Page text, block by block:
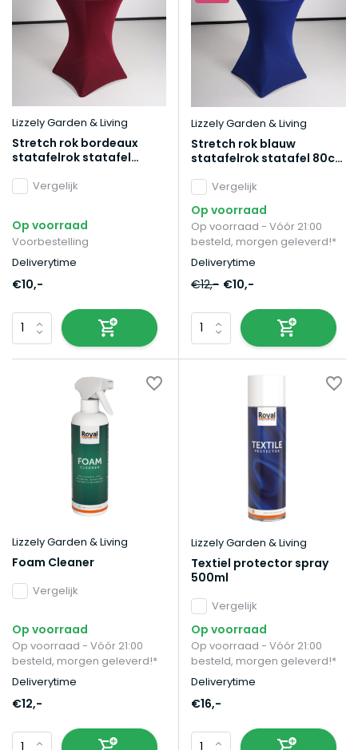
Lizzely Garden & Living
Stretch rok bordeaux
statafelrok statafel
Vergelijk
Op voorraad
Voorbestelling
Deliverytime
€10,-
Lizzely Garden & Living
Stretch rok blauw
statafelrok statafel 80cm
Vergelijk
Op voorraad
Op voorraad - Vóór 21:00
besteld, morgen geleverd!*
Deliverytime
€12,- €10,-
Lizzely Garden & Living
Foam Cleaner
Vergelijk
Op voorraad
Op voorraad - Vóór 21:00
besteld, morgen geleverd!*
Deliverytime
€12,-
Lizzely Garden & Living
Textiel protector spray
500ml
Vergelijk
Op voorraad
Op voorraad - Vóór 21:00
besteld, morgen geleverd!*
Deliverytime
€16,-